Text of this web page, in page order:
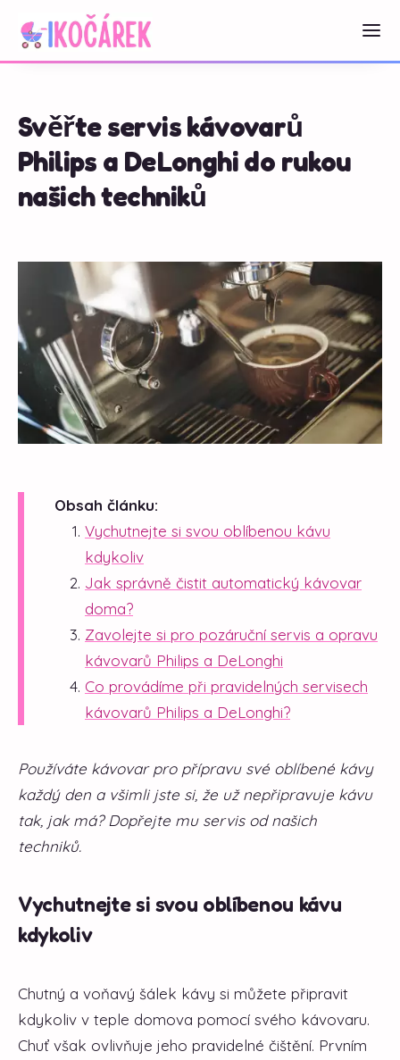
Svěřte servis kávovarů
Philips a DeLonghi do rukou
našich techniků
Obsah článku:
Vychutnejte si svou oblíbenou kávu
kdykoliv
Jak správně čistit automatický kávovar
doma?
Zavolejte si pro pozáruční servis a opravu
kávovarů Philips a DeLonghi
Co provádíme při pravidelných servisech
kávovarů Philips a DeLonghi?
Používáte kávovar pro přípravu své oblíbené kávy
každý den a všimli jste si, že už nepřipravuje kávu
tak, jak má? Dopřejte mu servis od našich
techniků.
Vychutnejte si svou oblíbenou kávu
kdykoliv
Chutný a voňavý šálek kávy si můžete připravit
kdykoliv v teple domova pomocí svého kávovaru.
Chuť však ovlivňuje jeho pravidelné čištění. Prvním